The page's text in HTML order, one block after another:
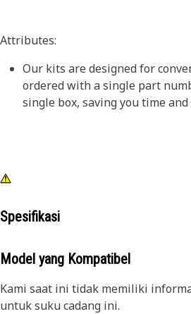
Attributes:
Our kits are designed for
ordered with a single part
single box, saving you time and
Spesifikasi
Model yang Kompatibel
Kami saat ini tidak memiliki
untuk suku cadang ini.